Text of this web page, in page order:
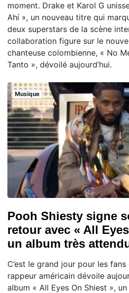
moment. Drake et Karol G
Ahí », un nouveau titre qui
deux superstars de la scène
collaboration figure sur le
chanteuse colombienne, « No
Tanto », dévoilé aujourd’hui.
Musique
Pooh Shiesty signe
retour avec « All
un album très
C’est le grand jour pour les
rappeur américain dévoile
album « All Eyes On Shiest »,